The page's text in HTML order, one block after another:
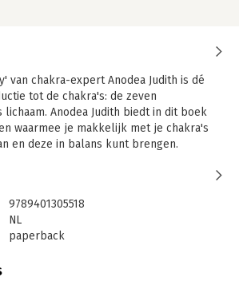
van chakra-expert Anodea Judith is dé
tot de chakra's: de zeven
Anodea Judith biedt in dit boek
waarmee je makkelijk met je chakra's
en deze in balans kunt brengen.
welzijn. Ook kun je het chakra-
patronen en je bewustzijn te
Made easy' is daarom de perfecte
voor iedereen die
9789401305518
NL
paperback